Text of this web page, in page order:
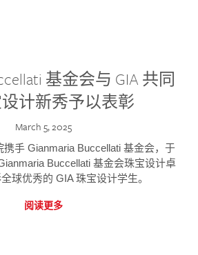
基金会与 GIA 共同
计新秀予以表彰
March 5, 2025
手 Gianmaria Buccellati 基金会，于
Buccellati 基金会珠宝设计卓
球优秀的 GIA 珠宝设计学生。
阅读更多